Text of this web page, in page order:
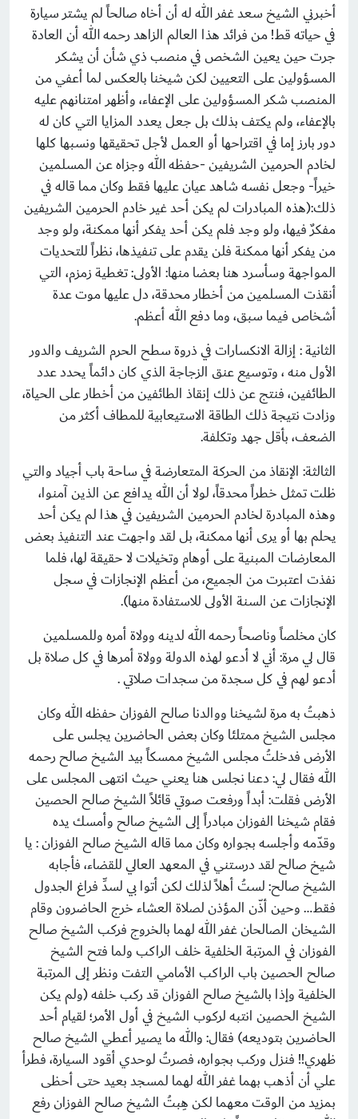
أخبرني الشيخ سعد غفر الله له أن أخاه صالحاً لم يشتر سيارة
في حياته قط! من فرائد هذا العالم الزاهد رحمه الله أن العادة
جرت حين يعين الشخص في منصب ذي شأن أن يشكر
المسؤولين على التعيين لكن شيخنا بالعكس لما أعفي من
المنصب شكر المسؤولين على الإعفاء، وأظهر امتنانهم عليه
بالإعفاء، ولم يكتف بذلك بل جعل يعدد المزايا التي كان له
دور بارز إما في اقتراحها أو العمل لأجل تحقيقها ونسبها كلها
لخادم الحرمين الشريفين -حفظه الله وجزاه عن المسلمين
خيراً- وجعل نفسه شاهد عيان عليها فقط وكان مما قاله في
ذلك:(هذه المبادرات لم يكن أحد غير خادم الحرمين الشريفين
مفكرٌ فيها، ولو وجد فلم يكن أحد يفكر أنها ممكنة، ولو وجد
من يفكر أنها ممكنة فلن يقدم على تنفيذها، نظراً للتحديات
المواجهة وسأسرد هنا بعضا منها: الأولى: تغطية زمزم، التي
أنقذت المسلمين من أخطار محدقة، دل عليها موت عدة
أشخاص فيما سبق، وما دفع الله أعظم.
الثانية : إزالة الانكسارات في ذروة سطح الحرم الشريف والدور
الأول منه ، وتوسيع عنق الزجاجة الذي كان دائماً يحدد عدد
الطائفين، فنتج عن ذلك إنقاذ الطائفين من أخطار على الحياة،
وزادت نتيجة ذلك الطاقة الاستيعابية للمطاف أكثر من
الضعف، بأقل جهد وتكلفة.
الثالثة: الإنقاذ من الحركة المتعارضة في ساحة باب أجياد والتي
ظلت تمثل خطراً محدقاً، لولا أن الله يدافع عن الذين آمنوا،
وهذه المبادرة لخادم الحرمين الشريفين في هذا لم يكن أحد
يحلم بها أو يرى أنها ممكنة، بل لقد واجهت عند التنفيذ بعض
المعارضات المبنية على أوهام وتخيلات لا حقيقة لها، فلما
نفذت اعتبرت من الجميع، من أعظم الإنجازات في سجل
الإنجازات عن السنة الأولى للاستفادة منها).
كان مخلصاً وناصحاً رحمه الله لدينه وولاة أمره وللمسلمين
قال لي مرة: أني لا أدعو لهذه الدولة وولاة أمرها في كل صلاة بل
أدعو لهم في كل سجدة من سجدات صلاتي .
ذهبتُ به مرة لشيخنا ووالدنا صالح الفوزان حفظه الله وكان
مجلس الشيخ ممتلئا وكان بعض الحاضرين يجلس على
الأرض فدخلتُ مجلس الشيخ ممسكاً بيد الشيخ صالح رحمه
الله فقال لي: دعنا نجلس هنا يعني حيث انتهى المجلس على
الأرض فقلت: أبداً ورفعت صوتي قائلاً الشيخ صالح الحصين
فقام شيخنا الفوزان مبادراً إلى الشيخ صالح وأمسك يده
وقدّمه وأجلسه بجواره وكان مما قاله الشيخ صالح الفوزان : يا
شيخ صالح لقد درستني في المعهد العالي للقضاء، فأجابه
الشيخ صالح: لستُ أهلاً لذلك لكن أتوا بي لسدِّ فراغ الجدول
فقط… وحين أذّن المؤذن لصلاة العشاء خرج الحاضرون وقام
الشيخان الصالحان غفر الله لهما بالخروج فركب الشيخ صالح
الفوزان في المرتبة الخلفية خلف الراكب ولما فتح الشيخ
صالح الحصين باب الراكب الأمامي التفت ونظر إلى المرتبة
الخلفية وإذا بالشيخ صالح الفوزان قد ركب خلفه (ولم يكن
الشيخ الحصين انتبه لركوب الشيخ في أول الأمر؛ لقيام أحد
الحاضرين بتوديعه) فقال: والله ما يصير أعطي الشيخ صالح
ظهري!! فنزل وركب بجواره، فصرتُ لوحدي أقود السيارة، فطرأ
علي أن أذهب بهما غفر الله لهما لمسجد بعيد حتى أحظى
بمزيد من الوقت معهما لكن هِبتُ الشيخ صالح الفوزان رفع